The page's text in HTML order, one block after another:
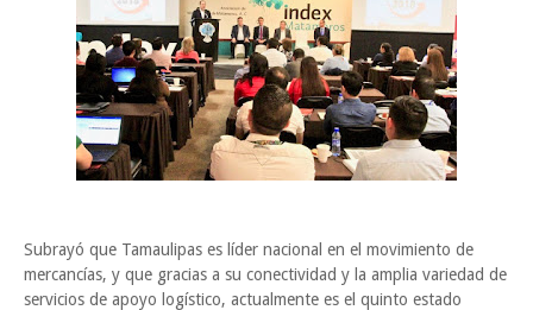
Subrayó que Tamaulipas es líder nacional en el movimiento de
mercancías, y que gracias a su conectividad y la amplia variedad de
servicios de apoyo logístico, actualmente es el quinto estado